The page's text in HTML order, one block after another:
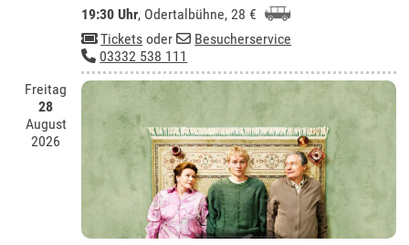
19:30 Uhr, Odertalbühne, 28 €
Tickets oder
Besucherservice
03332 538 111
Freitag
28
August
2026